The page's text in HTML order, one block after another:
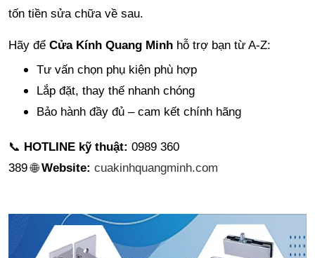
tốn tiền sửa chữa về sau.
Hãy để Cửa Kính Quang Minh hỗ trợ bạn từ A-Z:
Tư vấn chọn phụ kiện phù hợp
Lắp đặt, thay thế nhanh chóng
Bảo hành đầy đủ – cam kết chính hãng
📞 HOTLINE kỹ thuật: 0989 360
389🌐Website: cuakinhquangminh.com